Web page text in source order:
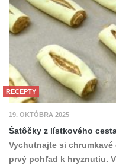
RECEPTY
19. OKTÓBRA 2025
Šatôčky z lístkového
Vychutnajte si
prvý pohľad k hryznutiu.